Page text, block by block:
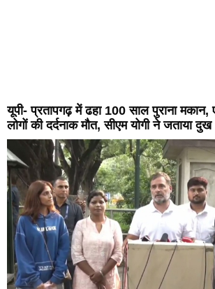
यूपी- प्रतापगढ़ में ढहा 100 साल पुराना मकान,
लोगों की दर्दनाक मौत, सीएम योगी ने जताया दुख